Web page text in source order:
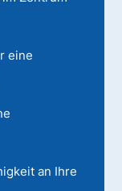
eine
an Ihre